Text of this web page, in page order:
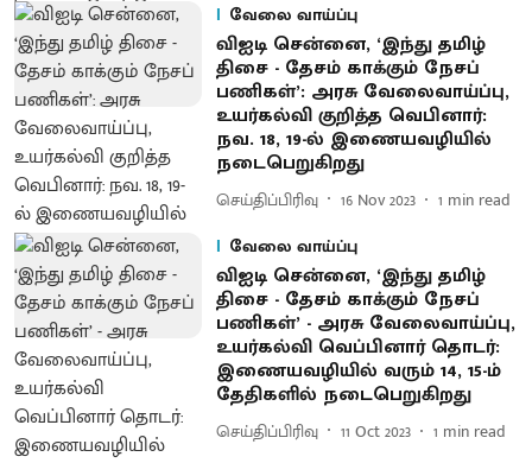
வேலை வாய்ப்பு
விஐடி சென்னை, ‘இந்து தமிழ்
திசை - தேசம் காக்கும் நேசப்
பணிகள்’: அரசு வேலைவாய்ப்பு,
உயர்கல்வி குறித்த வெபினார்:
நவ. 18, 19-ல் இணையவழியில்
நடைபெறுகிறது
செய்திப்பிரிவு 16 Nov 2023 1 min read
வேலை வாய்ப்பு
விஐடி சென்னை, ‘இந்து தமிழ்
திசை - தேசம் காக்கும் நேசப்
பணிகள்’ - அரசு வேலைவாய்ப்பு,
உயர்கல்வி வெப்பினார் தொடர்:
இணையவழியில் வரும் 14, 15-ம்
தேதிகளில் நடைபெறுகிறது
செய்திப்பிரிவு 11 Oct 2023 1 min read